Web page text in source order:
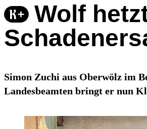
Wolf
Simon Zuchi aus Oberwölz im
Landesbeamten bringt er nun